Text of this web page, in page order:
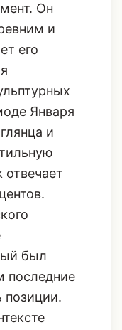
Он
и
его
Января
и
отвечает
был
последние
позиции.